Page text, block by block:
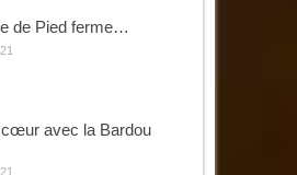
de Pied ferme…
avec la Bardou